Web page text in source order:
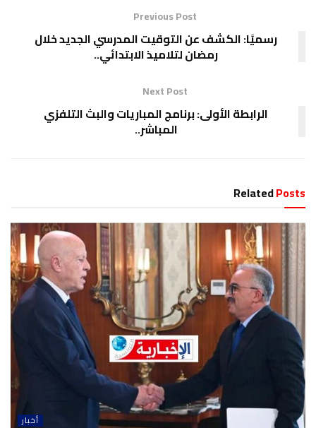
Previous Post
رسميًا: الكشف عن التوقيت المدرسي الجديد خلال
رمضان لتلاميذ الابتدائي..
Next Post
الرابطة الأولى: برنامج المباريات والبث التلفزي
المباشر..
RelatedPosts
أخبار